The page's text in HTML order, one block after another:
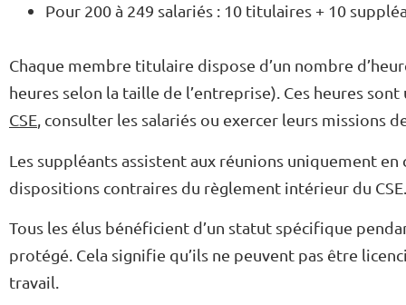
Pour 200 à 249 salariés : 10 titulaires + 10
Chaque membre titulaire dispose d’un nombre
heures selon la taille de l’entreprise). Ces heures
CSE, consulter les salariés ou exercer leurs missions
Les suppléants assistent aux réunions uniquement en
dispositions contraires du règlement intérieur du CSE.
Tous les élus bénéficient d’un statut spécifique
protégé. Cela signifie qu’ils ne peuvent pas être
travail.